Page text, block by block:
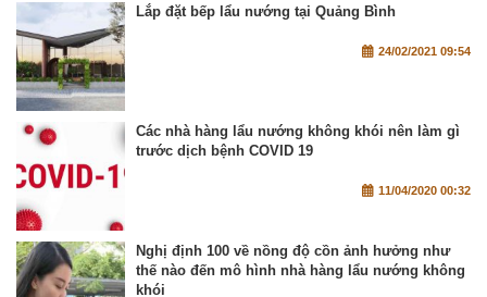
Lắp đặt bếp lẩu nướng tại Quảng Bình
24/02/2021 09:54
Các nhà hàng lẩu nướng không khói nên làm gì
trước dịch bệnh COVID 19
11/04/2020 00:32
Nghị định 100 về nồng độ cồn ảnh hưởng như
thế nào đến mô hình nhà hàng lẩu nướng không
khói